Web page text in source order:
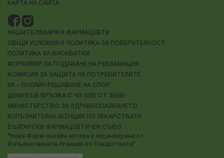
КАРТА НА САЙТА
НАШИТЕ ЛЕКАРИ И ФАРМАЦЕВТИ
ОБЩИ УСЛОВИЯ И ПОЛИТИКА ЗА ПОВЕРИТЕЛНОСТ
ПОЛИТИКА ЗА БИСКВИТКИ
ФОРМУЛЯР ЗА ПОДАВАНЕ НА РЕКЛАМАЦИЯ
КОМИСИЯ ЗА ЗАЩИТА НА ПОТРЕБИТЕЛИТЕ
ЕК - ОНЛАЙН РЕШАВАНЕ НА СПОР
ЦЕНИ ВЪВ ВРЪЗКА С ЧЛ. 55Б ОТ ЗВЕБ
МИНИСТЕРСТВО ЗА ЗДРАВЕОПАЗВАНЕТО
ИЗПЪЛНИТЕЛНА АГЕНЦИЯ ПО ЛЕКАРСТВАТА
БЪЛГАРСКИ ФАРМАЦЕВТИЧЕН СЪЮЗ
"Нове Фарм онлайн аптека е лицензирана от
Изпълнителната Агенция по Лекарствата"